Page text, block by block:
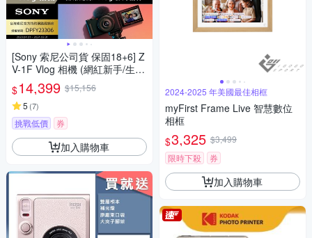
[Sony 索尼公司貨 保固18+6] Z
V-1F Vlog 相機 (網紅新手/生活
隨拍)
$14,399 $15,156
5 (7)
挑戰低價 券
加入購物車
2024-2025 年美國最佳相框
myFirst Frame Live 智慧數位
相框
$3,325 $3,499
限時下殺
券
加入購物車